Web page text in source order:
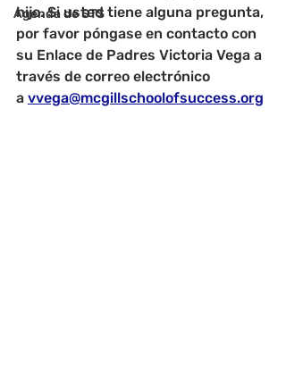
Agenda de STS
hijo. Si usted tiene alguna pregunta,
por favor póngase en contacto con
su Enlace de Padres Victoria Vega a
través de correo electrónico
a vvega@mcgillschoolofsuccess.org